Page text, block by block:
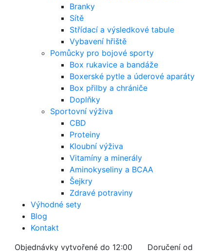
Branky
Sítě
Střídací a výsledkové tabule
Vybavení hřiště
Pomůcky pro bojové sporty
Box rukavice a bandáže
Boxerské pytle a úderové aparáty
Box přilby a chrániče
Doplňky
Sportovní výživa
CBD
Proteiny
Kloubní výživa
Vitamíny a minerály
Aminokyseliny a BCAA
Šejkry
Zdravé potraviny
Výhodné sety
Blog
Kontakt
Objednávky vytvořené do 12:00
Doručení od